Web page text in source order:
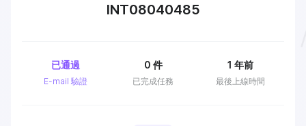
INT08040485
E-mail 驗證
已通過
已完成任務
0 件
最後上線時間
1 年前